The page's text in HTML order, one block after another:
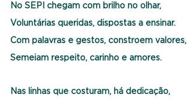
No SEPI chegam com brilho no olhar,
Voluntárias queridas, dispostas a ensinar.
Com palavras e gestos, constroem valores,
Semeiam respeito, carinho e amores.
Nas linhas que costuram, há dedicação,